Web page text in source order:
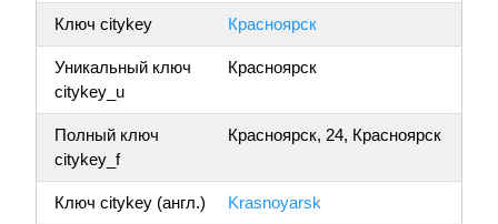
Ключ citykey Красноярск
Уникальный ключ
citykey_u
Красноярск
Полный ключ
citykey_f
Красноярск, 24, Красноярск
Ключ citykey (англ.) Krasnoyarsk